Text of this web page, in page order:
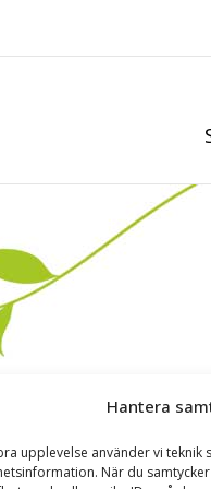
Hantera
upplevelse använder vi
När du
Möte & Program